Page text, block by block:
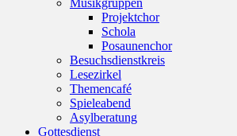
Musikgruppen
Projektchor
Schola
Posaunenchor
Besuchsdienstkreis
Lesezirkel
Themencafé
Spieleabend
Asylberatung
Gottesdienst